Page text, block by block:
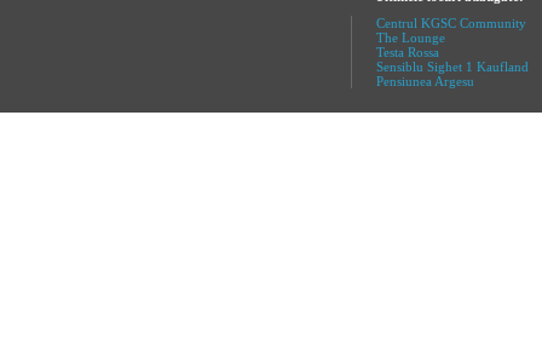
Centrul KGSC Community
The Lounge
Testa Rossa
Sensiblu Sighet 1 Kaufland
Pensiunea Argesu